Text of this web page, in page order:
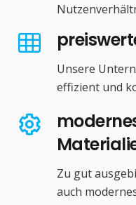
Unsere
effizient und
Zu gut
auch